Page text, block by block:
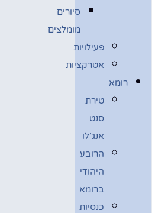
סיורים
מומלצים
פעילויות
אטרקציות
רומא
טירת
סנט
אנג’לו
הרובע
היהודי
ברומא
כנסיות